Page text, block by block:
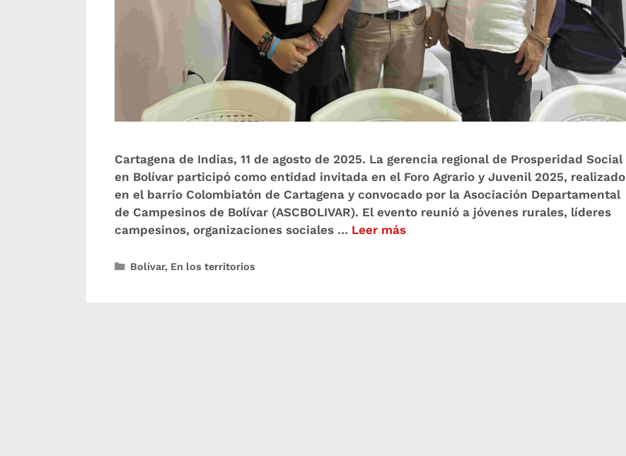
Cartagena de Indias, 11 de agosto de 2025. La gerencia regional de Prosperidad Social
en Bolívar participó como entidad invitada en el Foro Agrario y Juvenil 2025, realizado
en el barrio Colombiatón de Cartagena y convocado por la Asociación Departamental
de Campesinos de Bolívar (ASCBOLIVAR). El evento reunió a jóvenes rurales, líderes
campesinos, organizaciones sociales … Leer más
Bolívar, En los territorios